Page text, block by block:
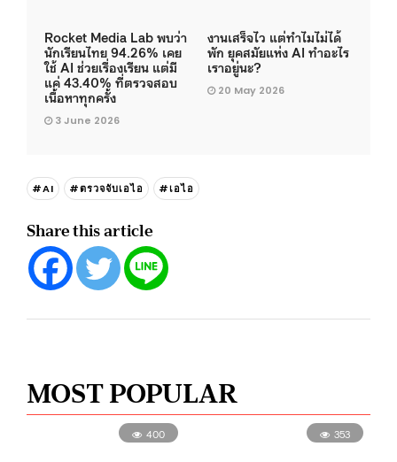
Rocket Media Lab พบว่า
นักเรียนไทย 94.26% เคย
ใช้ AI ช่วยเรื่องเรียน แต่มี
แค่ 43.40% ที่ตรวจสอบ
เนื้อหาทุกครั้ง
3 June 2026
งานเสร็จไว แต่ทำไมไม่ได้
พัก ยุคสมัยแห่ง AI ทำอะไร
เราอยู่นะ?
20 May 2026
#AI #ตรวจจับเอไอ #เอไอ
Share this article
MOST POPULAR
400 353